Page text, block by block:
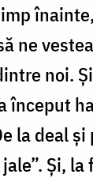
ne
noi.
început
la deal și
Și, la